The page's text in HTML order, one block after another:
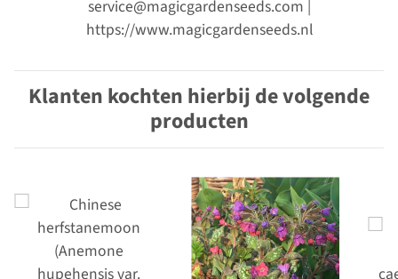
service@magicgardenseeds.com |
https://www.magicgardenseeds.nl
Klanten kochten hierbij de volgende
producten